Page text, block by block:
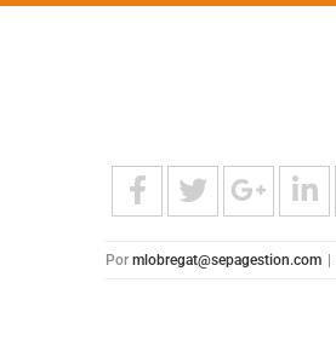
Por mlobregat@sepagestion.com